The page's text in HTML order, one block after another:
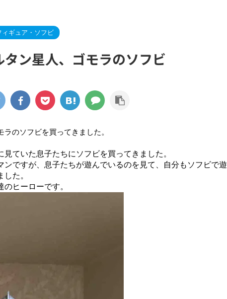
ィギュア・ソフビ
ン星人、ゴモラのソフビ
のソフビを買ってきました。
ていた息子たちにソフビを買ってきました。
ですが、息子たちが遊んでいるのを見て、自分もソフビで遊
た。
ヒーローです。